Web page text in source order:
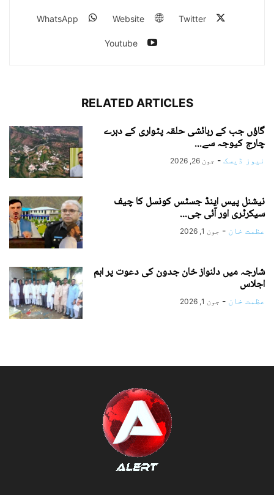
Twitter
Website
WhatsApp
Youtube
RELATED ARTICLES
گاؤں جب کے رہائشی حلقہ پٹواری کے دہرے
چارج کیوجہ سے...
نیوز ڈیسک - جون 26, 2026
نیشنل پیس اینڈ جسٹس کونسل کا چیف
سیکرٹری اور آئی جی...
عظمت خان - جون 1, 2026
شارجہ میں دلنواز خان جدون کی دعوت پر اہم
اجلاس
عظمت خان - جون 1, 2026